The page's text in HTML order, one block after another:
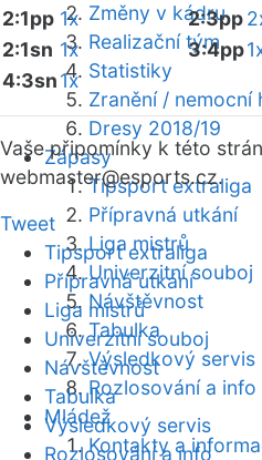
Změny v kádru
Realizační tým
Statistiky
Zranění / nemocní
Dresy 2018/19
Zápasy
Tipsport extraliga
Přípravná utkání
Liga mistrů
Univerzitní souboj
Návštěvnost
Tabulka
Výsledkový servis
Rozlosování a info
Mládež
Kontakty a
2:1pp 1x
2:1sn 1x
4:3sn1x
2:3pp
3:4pp
Vaše připomínky k této
webmaster@esports.cz.
Tweet
Tipsport extraliga
Přípravná utkání
Liga mistrů
Univerzitní souboj
Návštěvnost
Tabulka
Výsledkový servis
Rozlosování a info